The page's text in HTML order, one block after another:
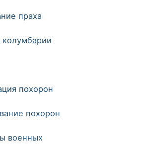
праха
колумбарии
похорон
похорон
военных